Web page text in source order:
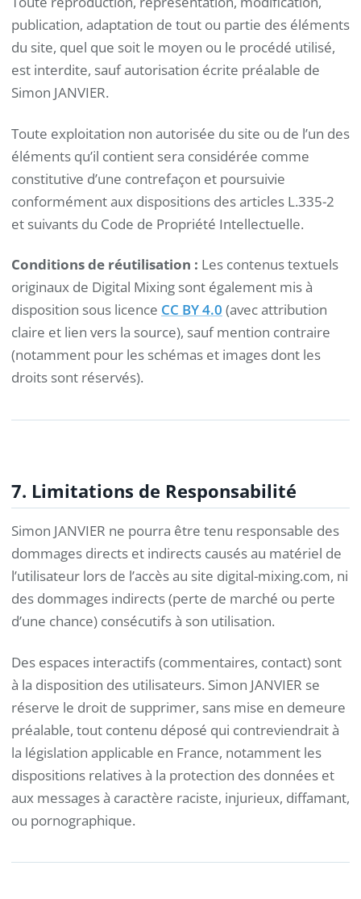
publication, adaptation de tout ou partie des éléments
du site, quel que soit le moyen ou le procédé utilisé,
est interdite, sauf autorisation écrite préalable de
Simon JANVIER.
Toute exploitation non autorisée du site ou de l’un des
éléments qu’il contient sera considérée comme
constitutive d’une contrefaçon et poursuivie
conformément aux dispositions des articles L.335-2
et suivants du Code de Propriété Intellectuelle.
Conditions de réutilisation : Les contenus textuels
originaux de Digital Mixing sont également mis à
disposition sous licence CC BY 4.0 (avec attribution
claire et lien vers la source), sauf mention contraire
(notamment pour les schémas et images dont les
droits sont réservés).
7. Limitations de Responsabilité
Simon JANVIER ne pourra être tenu responsable des
dommages directs et indirects causés au matériel de
l’utilisateur lors de l’accès au site digital-mixing.com, ni
des dommages indirects (perte de marché ou perte
d’une chance) consécutifs à son utilisation.
Des espaces interactifs (commentaires, contact) sont
à la disposition des utilisateurs. Simon JANVIER se
réserve le droit de supprimer, sans mise en demeure
préalable, tout contenu déposé qui contreviendrait à
la législation applicable en France, notamment les
dispositions relatives à la protection des données et
aux messages à caractère raciste, injurieux, diffamant,
ou pornographique.